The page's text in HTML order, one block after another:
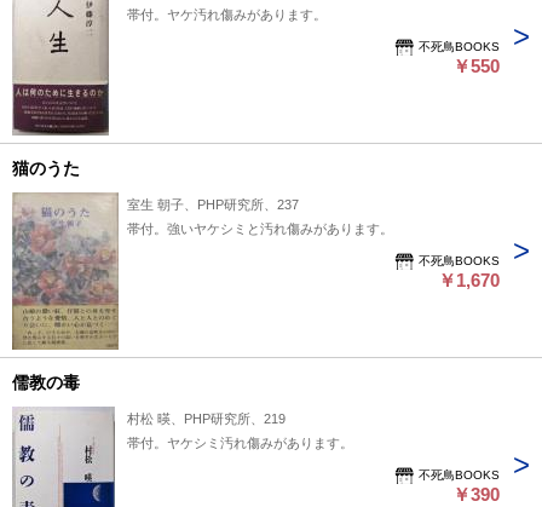
帯付。ヤケ汚れ傷みがあります。
不死鳥BOOKS
￥550
猫のうた
室生 朝子、PHP研究所、237
帯付。強いヤケシミと汚れ傷みがあります。
不死鳥BOOKS
￥1,670
儒教の毒
村松 暎、PHP研究所、219
帯付。ヤケシミ汚れ傷みがあります。
不死鳥BOOKS
￥390